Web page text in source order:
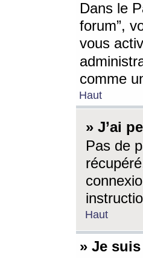
Dans le
forum”,
vous
comme
Haut
» J’ai
Pas de
Haut
» Je